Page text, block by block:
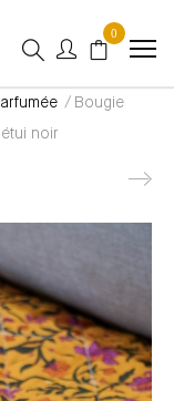
0
/ Bougie
noir